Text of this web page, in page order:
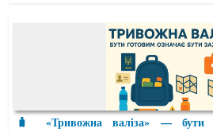
🧳 «Тривожна валіза» — бути